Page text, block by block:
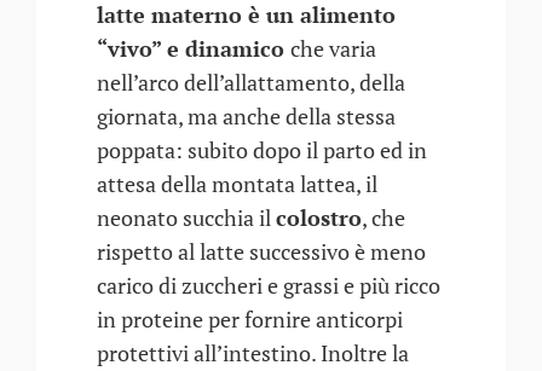
latte materno è un alimento
“vivo” e dinamico che varia
nell’arco dell’allattamento, della
giornata, ma anche della stessa
poppata: subito dopo il parto ed in
attesa della montata lattea, il
neonato succhia ilcolostro, che
rispetto al latte successivo è meno
carico di zuccheri e grassi e più ricco
in proteine per fornire anticorpi
protettivi all’intestino. Inoltre la